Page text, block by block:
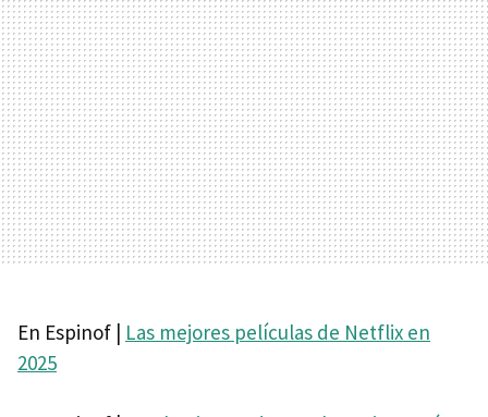
En Espinof | Las mejores películas de Netflix en
2025